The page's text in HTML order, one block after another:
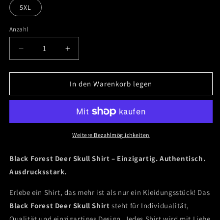
5XL
Anzahl
Verringere
die
Menge
Black
Skull
Erhöhe
die
Menge
für
Black
Deer
Skull
T-
In den Warenkorb legen
Weitere Bezahlmöglichkeiten
Black Forest Deer Skull Shirt – Einzigartig. Authentisch.
Ausdrucksstark.
Erlebe ein Shirt, das mehr ist als nur ein Kleidungsstück! Das
Black Forest Deer Skull Shirt steht für Individualität,